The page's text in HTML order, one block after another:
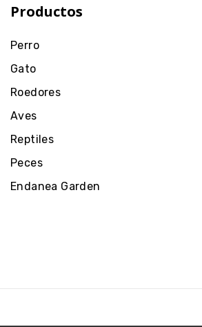
Productos
Perro
Gato
Roedores
Aves
Reptiles
Peces
Endanea Garden